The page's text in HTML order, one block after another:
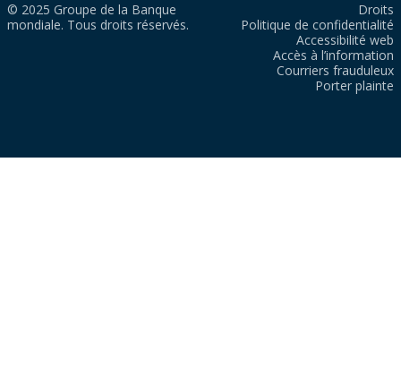
© 2025 Groupe de la Banque
mondiale. Tous droits réservés.
Droits
Politique de confidentialité
Accessibilité web
Accès à l’information
Courriers frauduleux
Porter plainte